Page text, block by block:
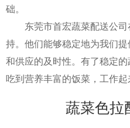
础。
东莞市首宏蔬菜配送公司
持。他们能够稳定地为我们
和供应的及时性。有了稳定
吃到营养丰富的饭菜，工作起
蔬菜色拉